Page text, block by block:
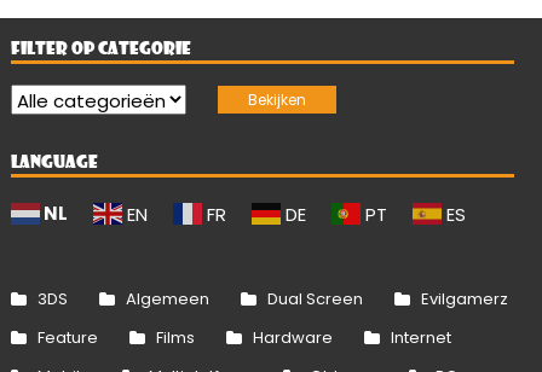
FILTER OP CATEGORIE
LANGUAGE
NL EN FR DE PT ES
3DS Algemeen Dual Screen
Evilgamerz
Feature
Films Hardware
Internet